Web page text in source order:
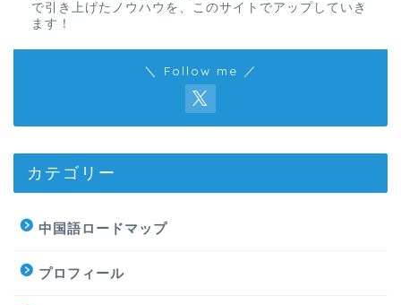
で引き上げたノウハウを、このサイトでアップしていき
ます！
＼ Follow me ／
カテゴリー
中国語ロードマップ
プロフィール